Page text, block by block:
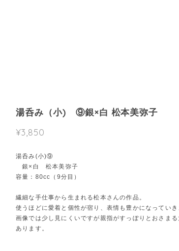
湯呑み（小) ⑨銀×白 松本美弥子
¥3,850
湯呑み(小)⑨
銀×白 松本美弥子
容量：80cc（9分目）
繊細な手仕事から生まれる松本さんの作品。
使うほどに愛着と個性が宿り、表情も豊かになっていき
画像では少し見にくいですが親指がすっぽりとおさま
あります。